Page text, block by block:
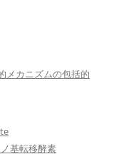
メカニズムの包括的
基転移酵素